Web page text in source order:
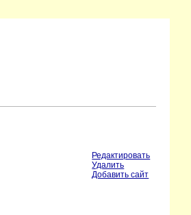
Редактировать
Удалить
Добавить сайт